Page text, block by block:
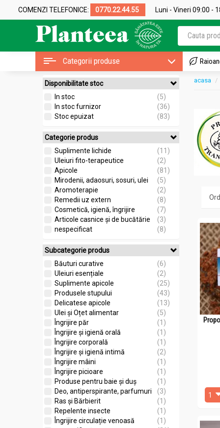
COMENZI TELEFONICE: 0770.22.44.55 Luni - Vineri 09:00 -
Categorii produse
Disponibilitate stoc
In stoc
(5)
In stoc furnizor
(36)
Stoc epuizat
(83)
Categorie produs
Suplimente lichide
(11)
Uleiuri fito-terapeutice
(2)
Apicole
(81)
Mirodenii, adaosuri, sosuri, ulei
(5)
Aromoterapie
(2)
Remedii uz extern
(8)
Cosmetică, igienă, îngrijire
(7)
Articole casnice și de bucătărie
(3)
nespecificat
(8)
Subcategorie produs
Băuturi curative
(6)
Uleiuri esențiale
(2)
Suplimente apicole
(25)
Produsele stupului
(43)
Delicatese apicole
(13)
Ulei și Oțet alimentar
(5)
Îngrijire păr
(1)
Îngrijire și igienă orală
(1)
Îngrijire corporală
(1)
Îngrijire și igienă intimă
(2)
Îngrijire mâini
(1)
Îngrijire picioare
(1)
Produse pentru baie și duș
(1)
Deo, antiperspirante, parfumuri
(3)
Ras și Bărbierit
(1)
Repelente insecte
(1)
Îngrijire circulație venoasă
(1)
acasa